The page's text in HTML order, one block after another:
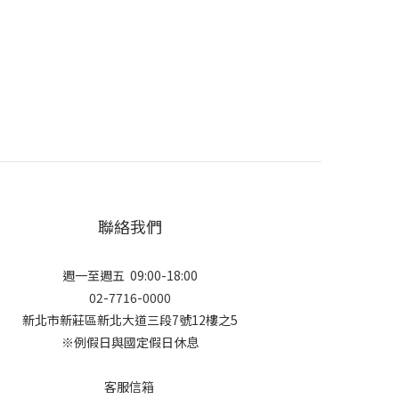
聯絡我們
週一至週五 09:00-18:00
02-7716-0000
新北市新莊區新北大道三段7號12樓之5
※例假日與國定假日休息
客服信箱